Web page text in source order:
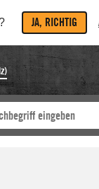
JA, RICHTIG